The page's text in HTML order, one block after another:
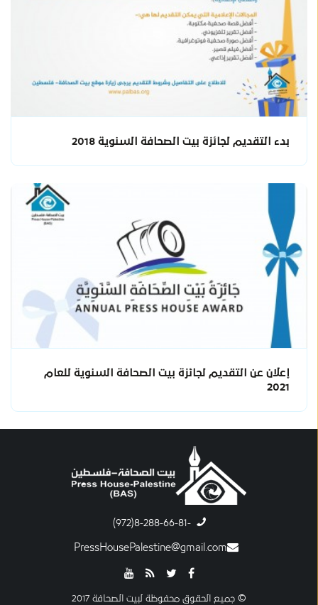
بدء التقديم لجائزة بيت الصحافة السنوية 2018
إعلان عن التقديم لجائزة بيت الصحافة السنوية للعام
2021
-8-288-66-81(972)
PressHousePalestine@gmail.com
© جميع الحقوق محفوظة لبيت الصحافة 2017